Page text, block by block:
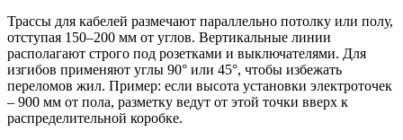
Трассы для кабелей размечают параллельно потолку или полу,
отступая 150–200 мм от углов. Вертикальные линии
располагают строго под розетками и выключателями. Для
изгибов применяют углы 90° или 45°, чтобы избежать
переломов жил. Пример: если высота установки электроточек
– 900 мм от пола, разметку ведут от этой точки вверх к
распределительной коробке.